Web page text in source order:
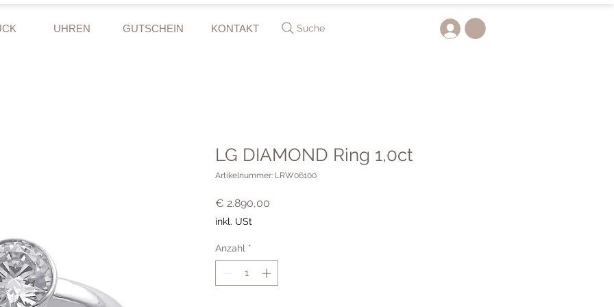
UHREN GUTSCHEIN KONTAKT Suche
LG DIAMOND Ring 1,0ct
Artikelnummer: LRW06100
€ 2.890,00
inkl. USt
Anzahl *